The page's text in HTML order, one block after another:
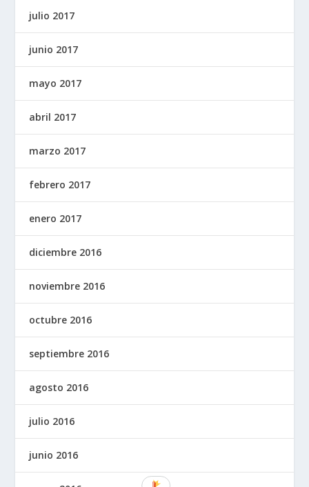
julio 2017
junio 2017
mayo 2017
abril 2017
marzo 2017
febrero 2017
enero 2017
diciembre 2016
noviembre 2016
octubre 2016
septiembre 2016
agosto 2016
julio 2016
junio 2016